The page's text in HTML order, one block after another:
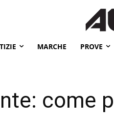
MARCHE PROVE
come